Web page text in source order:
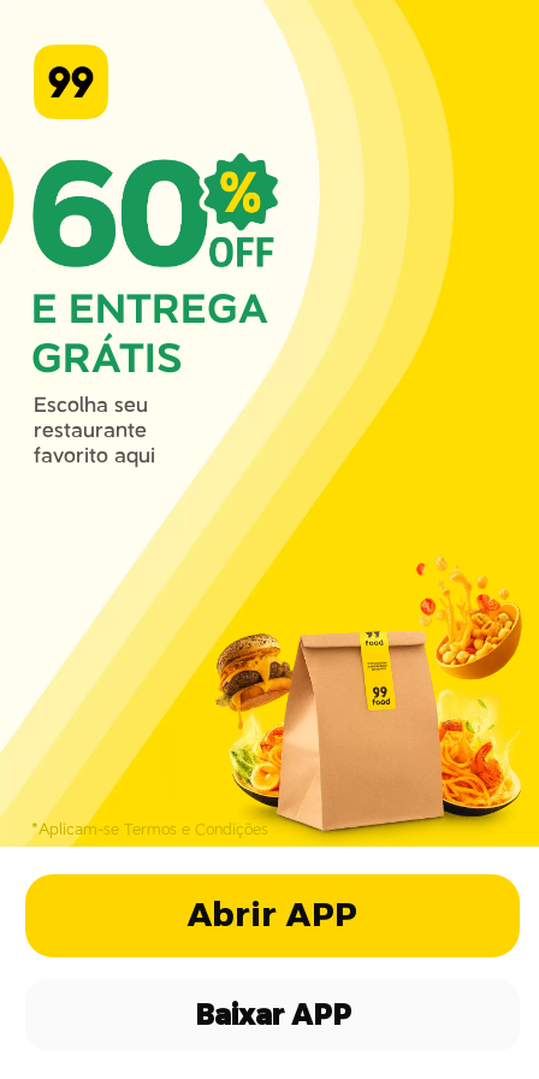
E ENTREGA
GRÁTIS
Escolha seu
restaurante
favorito aqui
Abrir APP
Baixar APP
*Aplicam-se Termos e Condições